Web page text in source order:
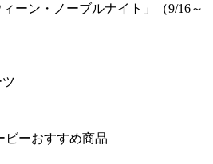
ーン・ノーブルナイト」（9/16～
ビーおすすめ商品